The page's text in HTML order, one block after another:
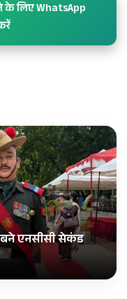
के लिए WhatsApp
एनसीसी सेकंड